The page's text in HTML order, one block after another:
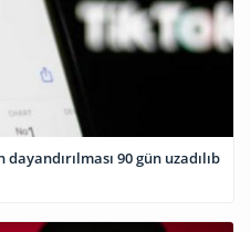
90 gün uzadılıb